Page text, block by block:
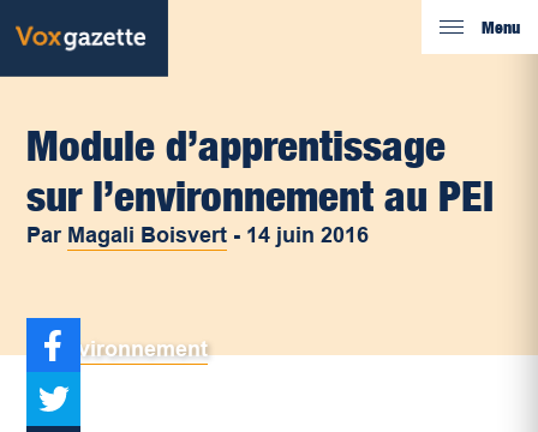
Menu
Module d’apprentissage
sur l’environnement au PEI
Par Magali Boisvert - 14 juin 2016
Environnement